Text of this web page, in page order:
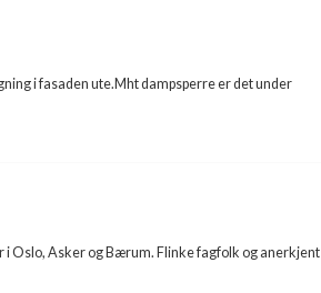
i fasaden ute.Mht dampsperre er det under
i Oslo, Asker og Bærum. Flinke fagfolk og anerkjent